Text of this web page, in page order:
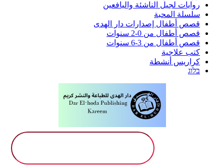
روايات لجيل الناشئة واليافعين
سلسلة المحبة
قصص أطفال إصدارات دار الهدى
قصص أطفال من 0-2 سنوات
قصص أطفال من 3-6 سنوات
كتب علاجية
كراريس أنشطة
בלוג